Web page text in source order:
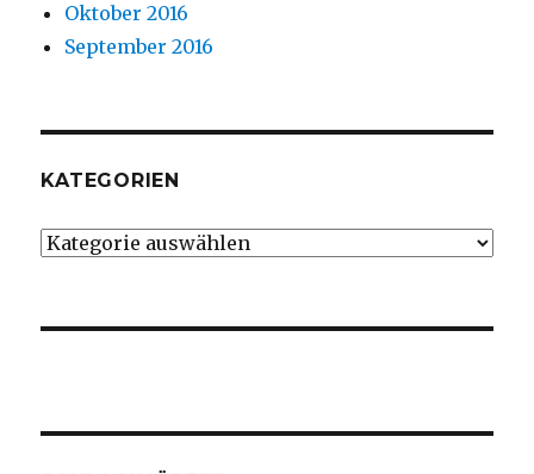
Oktober 2016
September 2016
KATEGORIEN
Kategorien